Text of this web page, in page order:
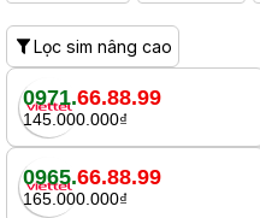
Lọc sim nâng cao
0971.66.88.99
145.000.000₫
0965.66.88.99
165.000.000₫